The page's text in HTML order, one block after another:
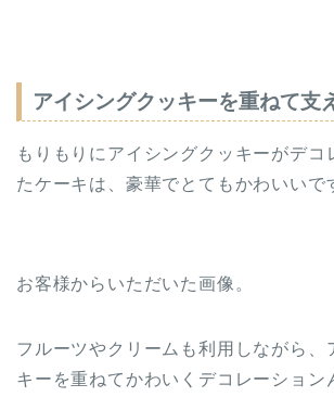
アイシングクッキーを重ねて支
もりもりにアイシングクッキーがデコ
たケーキは、豪華でとてもかわいいで
お客様からいただいた画像。
フルーツやクリームも利用しながら、
キーを重ねてかわいくデコレーション